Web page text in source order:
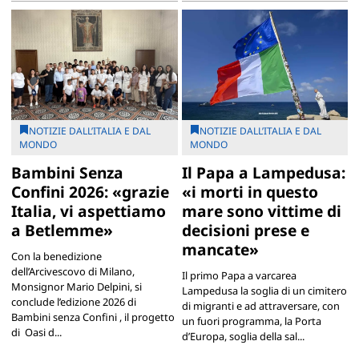
NOTIZIE DALL’ITALIA E DAL
MONDO
Bambini Senza
Confini 2026: «grazie
Italia, vi aspettiamo
a Betlemme»
Con la benedizione
dell’Arcivescovo di Milano,
Monsignor Mario Delpini, si
conclude l’edizione 2026 di
Bambini senza Confini , il progetto
di Oasi d...
NOTIZIE DALL’ITALIA E DAL
MONDO
Il Papa a Lampedusa:
«i morti in questo
mare sono vittime di
decisioni prese e
mancate»
Il primo Papa a varcarea
Lampedusa la soglia di un cimitero
di migranti e ad attraversare, con
un fuori programma, la Porta
d’Europa, soglia della sal...